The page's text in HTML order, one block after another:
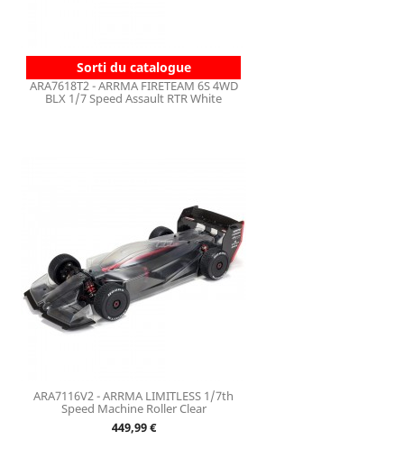
Sorti du catalogue
ARA7618T2 - ARRMA FIRETEAM 6S 4WD
BLX 1/7 Speed Assault RTR White
ARA7116V2 - ARRMA LIMITLESS 1/7th
Speed Machine Roller Clear
Prix
449,99 €